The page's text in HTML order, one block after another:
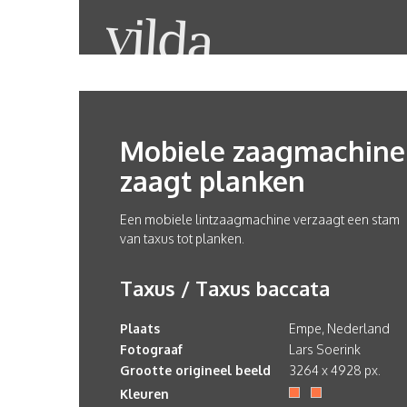
Mobiele zaagmachine
zaagt planken
Een mobiele lintzaagmachine verzaagt een stam
van taxus tot planken.
Taxus / Taxus baccata
Plaats
Empe, Nederland
Fotograaf
Lars Soerink
Grootte origineel beeld
3264 x 4928 px.
Kleuren